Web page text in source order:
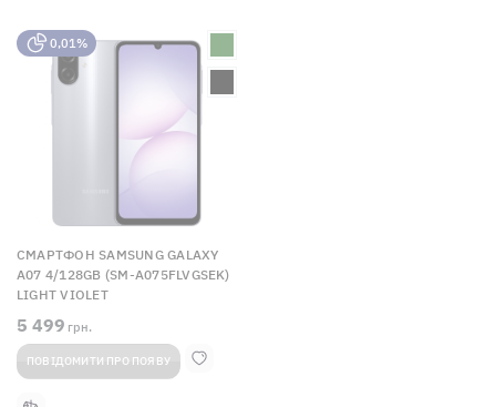
0,01%
СМАРТФОН SAMSUNG GALAXY
A07 4/128GB (SM-A075FLVGSEK)
LIGHT VIOLET
5 499 грн.
ПОВІДОМИТИ ПРО ПОЯВУ